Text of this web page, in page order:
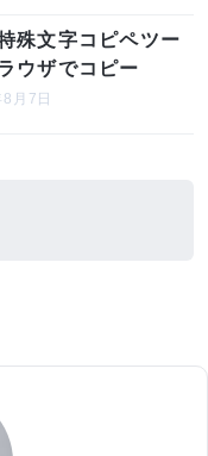
殊文字コピペツー
ウザでコピー
月7日